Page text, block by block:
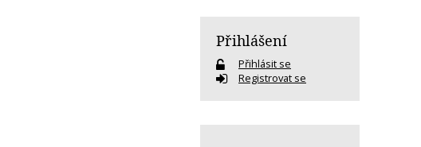
Přihlášení
Přihlásit se
Registrovat se